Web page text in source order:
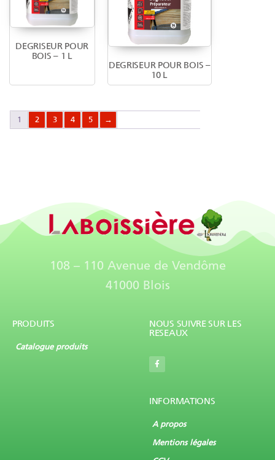
DEGRISEUR POUR
BOIS – 1 L
DEGRISEUR POUR BOIS –
10 L
1 2 3 4 5 →
108 – 110 Avenue de Vendôme
41000 Blois
PRODUITS
Catalogue produits
NOUS SUIVRE SUR LES
RESEAUX
INFORMATIONS
A propos
Mentions légales